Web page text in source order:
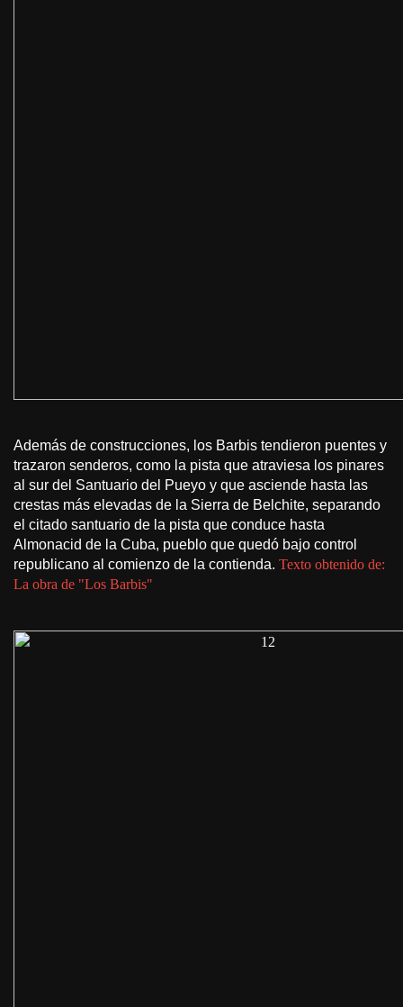
Además de construcciones, los Barbis tendieron puentes y
trazaron senderos, como la pista que atraviesa los pinares
al sur del Santuario del Pueyo y que asciende hasta las
crestas más elevadas de la Sierra de Belchite, separando
el citado santuario de la pista que conduce hasta
Almonacid de la Cuba, pueblo que quedó bajo control
republicano al comienzo de la contienda. Texto obtenido de:
La obra de "Los Barbis"